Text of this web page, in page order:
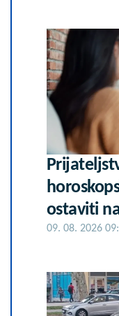
ostaviti
09. 08. 2026